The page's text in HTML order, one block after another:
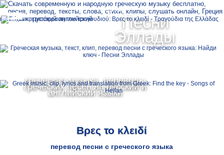
Песни
Эллады
греческая музыка, переводы
греческих песен на русский и
английский языки
Ελληνικά
Русский
MENU
Βρες το κλειδί
перевод песни с греческого языка